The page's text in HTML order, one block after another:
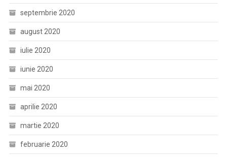
septembrie 2020
august 2020
iulie 2020
iunie 2020
mai 2020
aprilie 2020
martie 2020
februarie 2020